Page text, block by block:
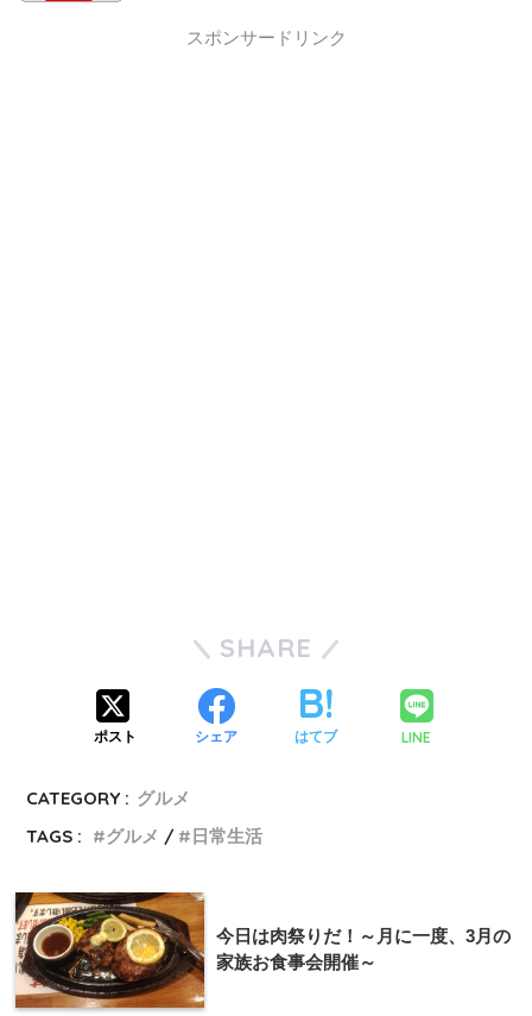
スポンサードリンク
SHARE
ポスト シェア はてブ LINE
CATEGORY : グルメ
TAGS :
グルメ 日常生活
今日は肉祭りだ！～月に一度、3月の
家族お食事会開催～